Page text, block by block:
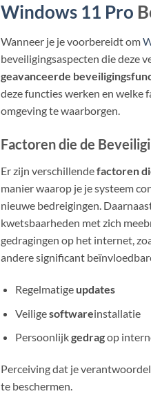
Windows 11 Pro
Wanneer je je voorbereidt om
beveiligingsaspecten die deze
geavanceerde
deze functies werken en welke
omgeving te waarborgen.
Factoren die de
Er zijn verschillendefactoren
manier waarop je je systeem
nieuwe bedreigingen.
kwetsbaarheden met zich
gedragingen op het internet,
andere significant
Regelmatige updates
Veiligesoftwareinstallatie
Persoonlijkgedragop
Perceiving dat je
te beschermen.